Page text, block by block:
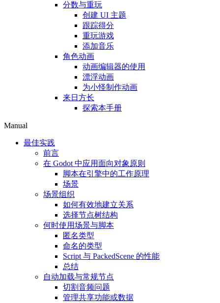
分数与重玩
创建 UI 主题
跟踪得分
重玩游戏
添加音乐
角色动画
动画编辑器的使用
漂浮动画
为小怪制作动画
来日方长
探索本手册
Manual
最佳实践
前言
在 Godot 中应用面向对象原则
脚本在引擎中的工作原理
场景
场景组织
如何有效地建立关系
选择节点树结构
何时使用场景与脚本
匿名类型
命名的类型
Script 与 PackedScene 的性能
总结
自动加载与常规节点
切割音频问题
管理共享功能或数据